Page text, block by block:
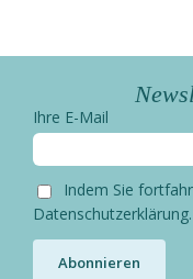
Ihre E-Mail
Indem Sie
Datenschutzerklärung.